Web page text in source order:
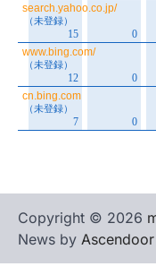
Copyright © 2026
News by Ascendoor